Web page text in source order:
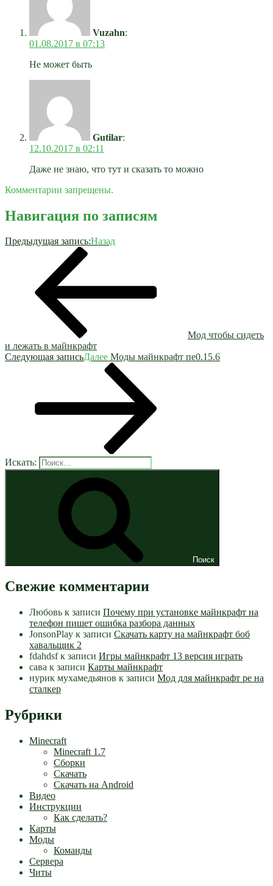
Vuzahn:
01.08.2017 в 07:13
Не может быть
Gutilar:
12.10.2017 в 02:11
Даже не знаю, что тут и сказать то можно
Комментарии запрещены.
Навигация по записям
Предыдущая запись:Назад
Мод чтобы сидеть
и лежать в майнкрафт
Следующая записьДалее Моды майнкрафт пе0.15.6
Искать:
Поиск
Свежие комментарии
Любовь к записи Почему при установке майнкрафт на
телефон пишет ошибка разбора данных
JonsonPlay к записи Скачать карту на майнкрафт боб
хавальщик 2
fdahdsfк записи Игры майнкрафт 13 версия играть
сава к записи Карты майнкрафт
нурик мухамедьянов к записи Мод для майнкрафт pe на
сталкер
Рубрики
Minecraft
Minecraft 1.7
Сборки
Скачать
Скачать на Android
Видео
Инструкции
Как сделать?
Карты
Моды
Команды
Сервера
Читы